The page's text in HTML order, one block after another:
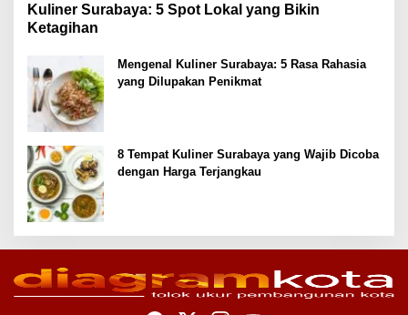
Kuliner Surabaya: 5 Spot Lokal yang Bikin
Ketagihan
Mengenal Kuliner Surabaya: 5 Rasa Rahasia
yang Dilupakan Penikmat
8 Tempat Kuliner Surabaya yang Wajib Dicoba
dengan Harga Terjangkau